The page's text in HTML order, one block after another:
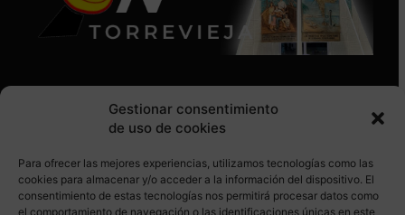
Gestionar consentimiento
de uso de cookies
Para ofrecer las mejores experiencias, utilizamos tecnologías como las
cookies para almacenar y/o acceder a la información del dispositivo. El
consentimiento de estas tecnologías nos permitirá procesar datos como
el comportamiento de navegación o las identificaciones únicas en este
SÍGUENOS EN REDES SOCIALES